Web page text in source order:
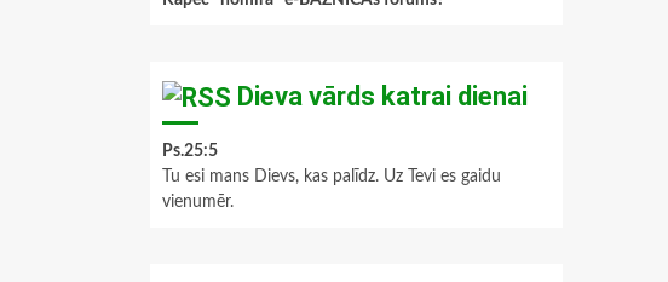
Dieva vārds katrai dienai
Ps.25:5
Tu esi mans Dievs, kas palīdz. Uz Tevi es gaidu
vienumēr.